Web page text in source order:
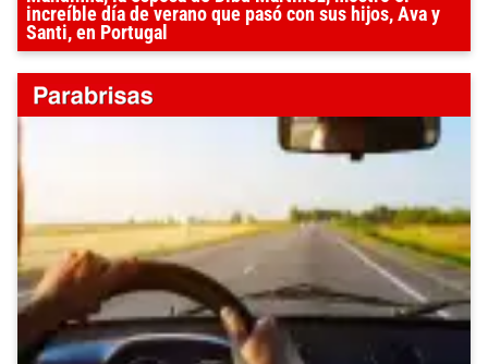
increíble día de verano que pasó con sus hijos, Ava y
Santi, en Portugal